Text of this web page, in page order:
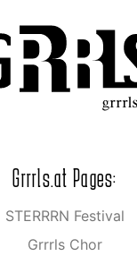
Grrrls.at Pages:
STERRRN Festival
Grrrls Chor